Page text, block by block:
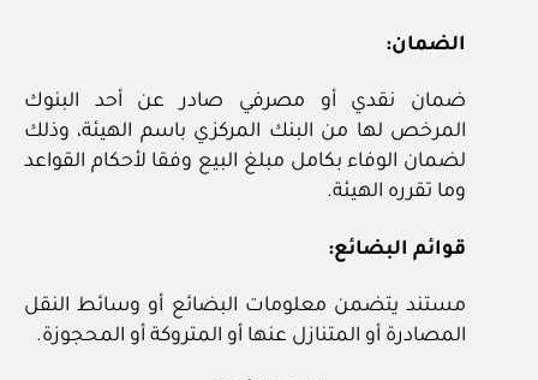
الضمان:
ضمان نقدي أو مصرفي صادر عن أحد البنوك
المرخص لها من البنك المركزي باسم الهيئة، وذلك
لضمان الوفاء بكامل مبلغ البيع وفقا لأحكام القواعد
وما تقرره الهيئة.
قوائم البضائع:
مستند يتضمن معلومات البضائع أو وسائط النقل
المصادرة أو المتنازل عنها أو المتروكة أو المحجوزة.